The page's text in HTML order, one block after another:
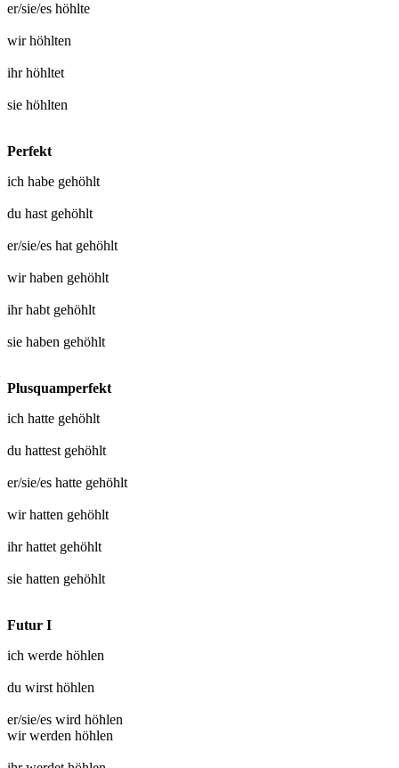
er/sie/es höhlte
wirhöhlten
ihrhöhltet
sie höhlten
Perfekt
ich habe gehöhlt
du hast gehöhlt
er/sie/es hat gehöhlt
wir haben gehöhlt
ihr habt gehöhlt
sie haben gehöhlt
Plusquamperfekt
ich hatte gehöhlt
du hattest gehöhlt
er/sie/es hatte gehöhlt
wir hatten gehöhlt
ihr hattet gehöhlt
sie hatten gehöhlt
Futur I
ich werde höhlen
du wirsthöhlen
er/sie/es wird höhlen
wir werden höhlen